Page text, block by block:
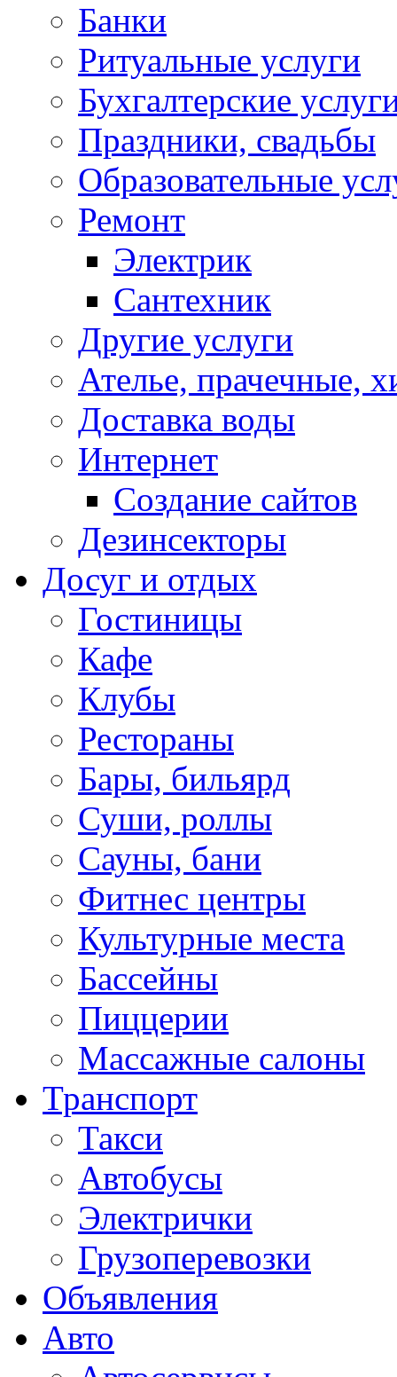
Банки
Ритуальные услуги
Бухгалтерские
Праздники, свадьбы
Образовательные
Ремонт
Электрик
Сантехник
Другие услуги
Ателье, прачечные,
Доставка воды
Интернет
Создание сайтов
Дезинсекторы
Досуг и отдых
Гостиницы
Кафе
Клубы
Рестораны
Бары, бильярд
Суши, роллы
Сауны, бани
Фитнес центры
Культурные места
Бассейны
Пиццерии
Массажные салоны
Транспорт
Такси
Автобусы
Электрички
Грузоперевозки
Объявления
Авто